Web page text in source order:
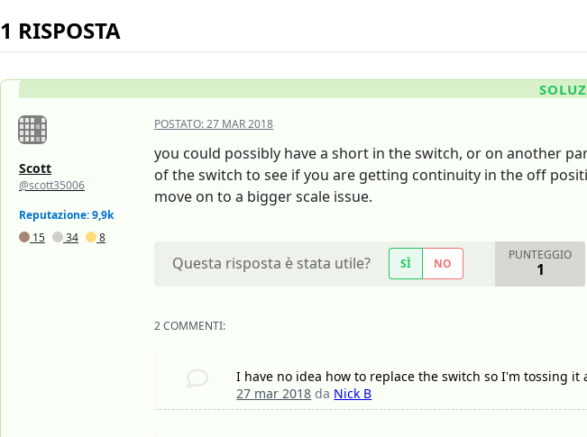
1 RISPOSTA
Scott
@scott35006
Reputazione: 9,9k
15
34 8
POSTATO:27 MAR 2018
you could possibly have a short in the switch, or on another
of the switch to see if you are getting continuity in the off
move on to a bigger scale issue.
Questa risposta è stata utile? SÌ NO
PUNTEGGIO
1
2 COMMENTI:
I have no idea how to replace the switch so I'm tossing
27 mar 2018 da Nick B